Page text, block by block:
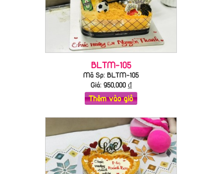
BLTM-105
Mã Sp: BLTM-105
Giá: 950,000₫
Thêm vào giỏ